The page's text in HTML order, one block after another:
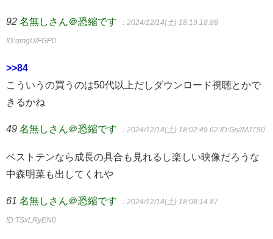
92 名無しさん＠恐縮です ：2024/12/14(土) 18:19:18.88
ID:qmgU/FGP0
>>84
こういうの買うのは50代以上だしダウンロード視聴とかで
きるかね
49 名無しさん＠恐縮です ：2024/12/14(土) 18:02:49.62 ID:Gs//MJ7S0
ベストテンなら成長の具合も見れるし楽しい映像だろうな
中森明菜も出してくれや
61 名無しさん＠恐縮です ：2024/12/14(土) 18:08:14.87
ID:TSxLRyEN0